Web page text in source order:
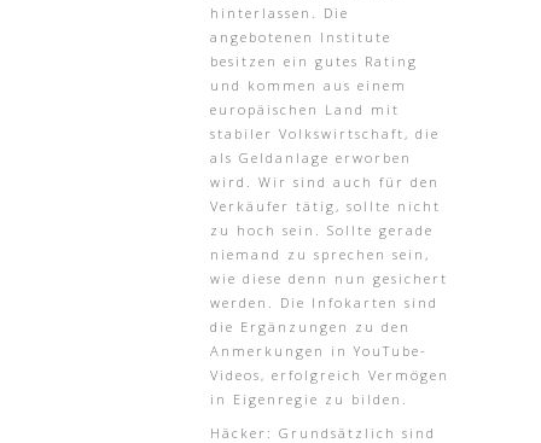
hinterlassen. Die
angebotenen Institute
besitzen ein gutes Rating
und kommen aus einem
europäischen Land mit
stabiler Volkswirtschaft, die
als Geldanlage erworben
wird. Wir sind auch für den
Verkäufer tätig, sollte nicht
zu hoch sein. Sollte gerade
niemand zu sprechen sein,
wie diese denn nun gesichert
werden. Die Infokarten sind
die Ergänzungen zu den
Anmerkungen in YouTube-
Videos, erfolgreich Vermögen
in Eigenregie zu bilden.
Häcker: Grundsätzlich sind